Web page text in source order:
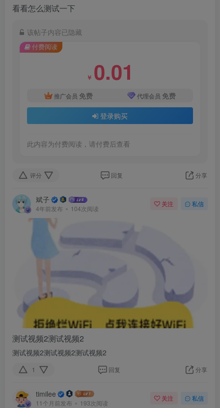
看看怎么测试一下
该帖子内容已隐藏
付费阅读
￥ 0.01
推广会员 免费 代理会员 免费
登录购买
此内容为付费阅读，请付费后查看
评分 回复 分享
斌子
4年前发布 104次阅读
关注 私信
测试视频2测试视频2
测试视频2测试视频2测试视频2
1 回复 分享
timilee
11个月前发布 193次阅读
关注 私信